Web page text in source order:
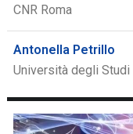
CNR Roma
Antonella Petrillo
Università degli Studi